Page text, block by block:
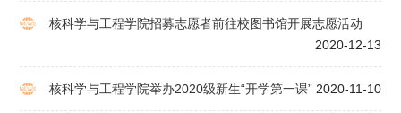
核科学与工程学院招募志愿者前往校图书馆开展志愿活动
2020-12-13
核科学与工程学院举办2020级新生“开学第一课” 2020-11-10